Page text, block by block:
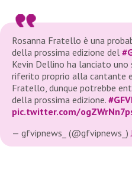
Rosanna Fratello è una
della prossima edizione del
Kevin Dellino ha lanciato uno
riferito proprio alla cantante
Fratello, dunque potrebbe
della prossima edizione.
pic.twitter.com/
— gfvipnews_ (@gfvipnews_)